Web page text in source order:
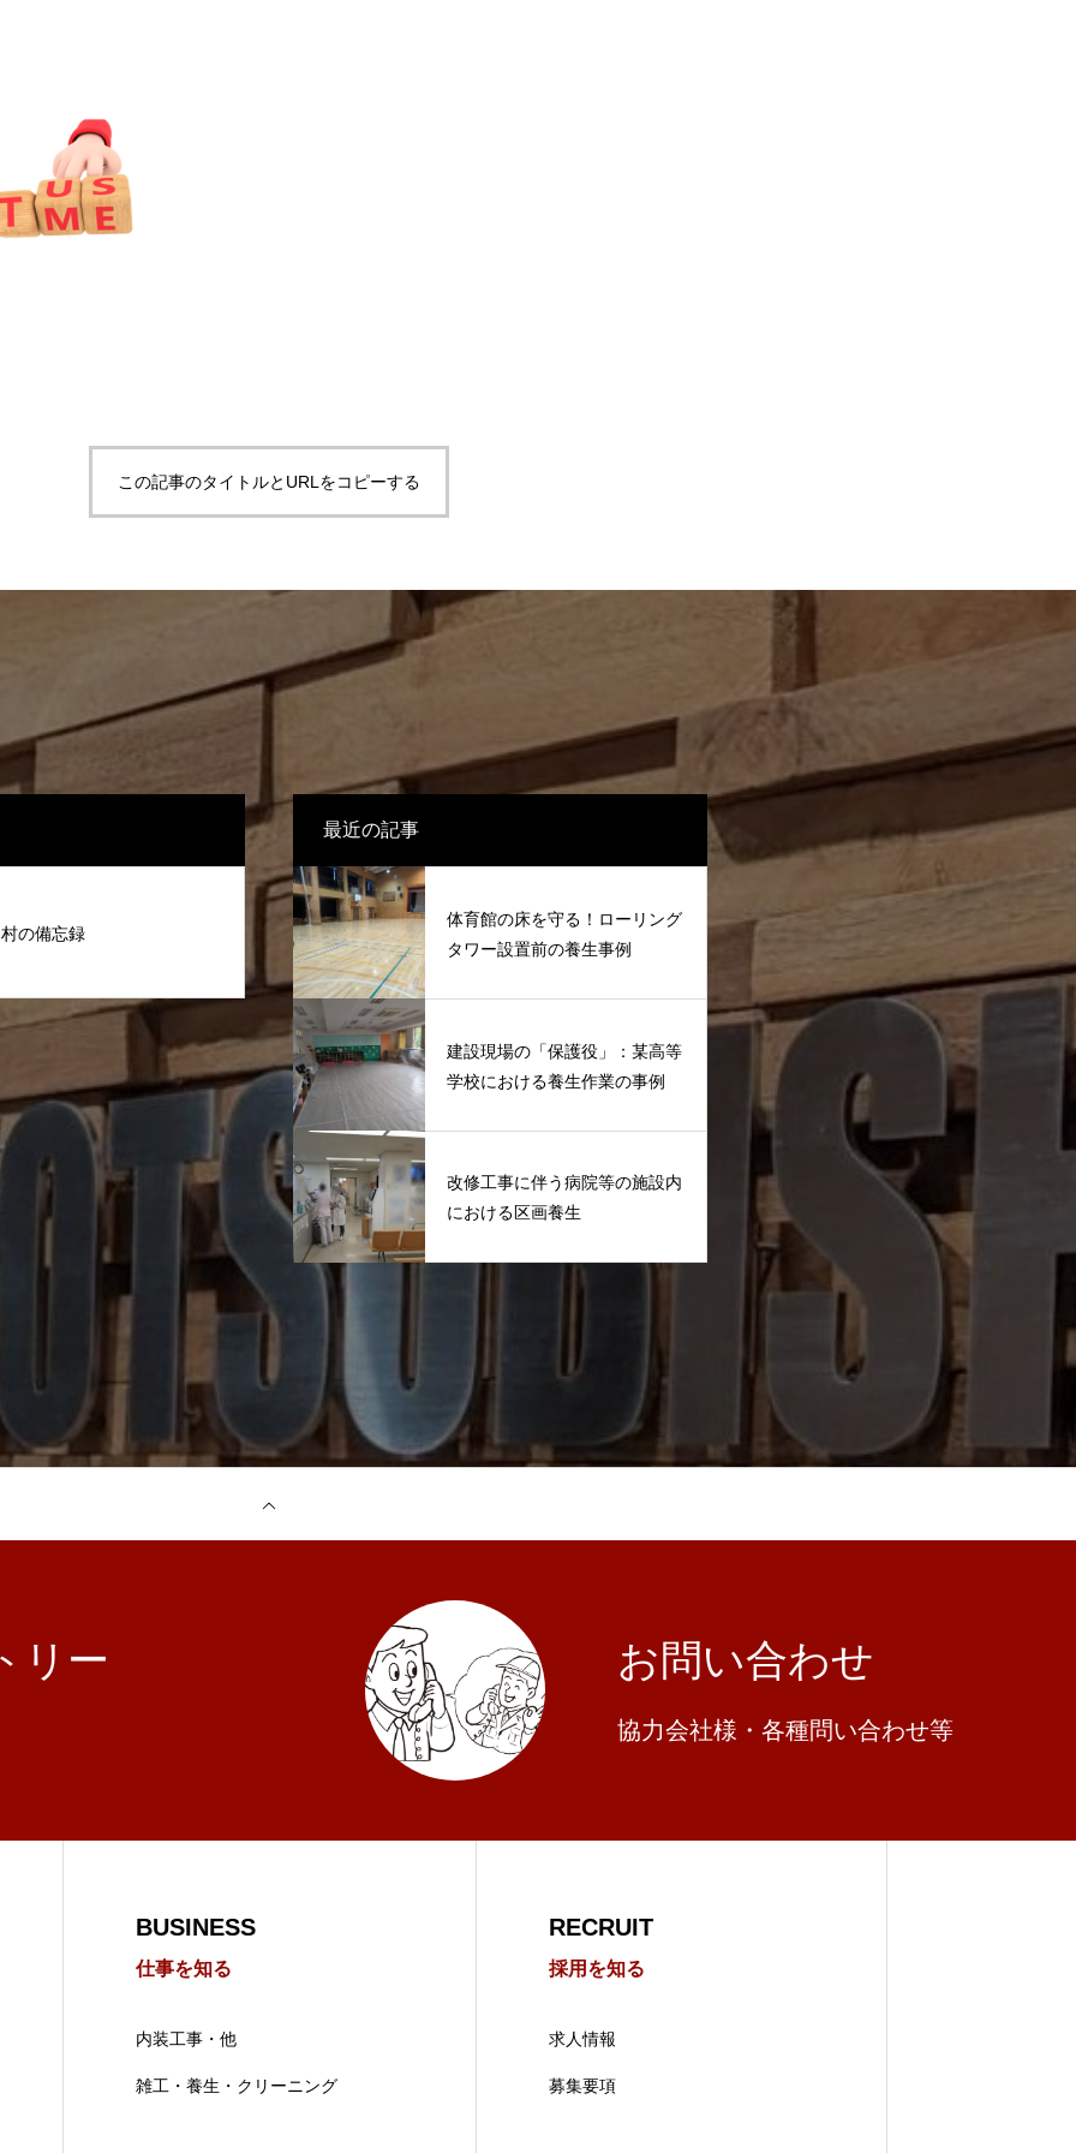
この記事のタイトルとURLをコピーする
の備忘録
最近の記事
体育館の床を守る！ローリング
タワー設置前の養生事例
建設現場の「保護役」：某高等
学校における養生作業の事例
改修工事に伴う病院等の施設内
における区画養生
リー お問い合わせ
協力会社様・各種問い合わせ等
BUSINESS
仕事を知る
内装工事・他
雑工・養生・クリーニング
RECRUIT
採用を知る
求人情報
募集要項